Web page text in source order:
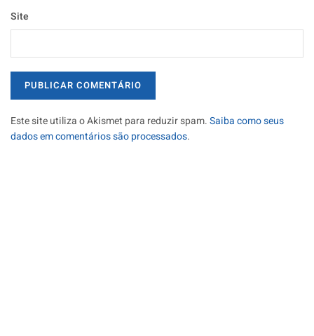
Site
Este site utiliza o Akismet para reduzir spam.Saiba como seus
dados em comentários são processados.